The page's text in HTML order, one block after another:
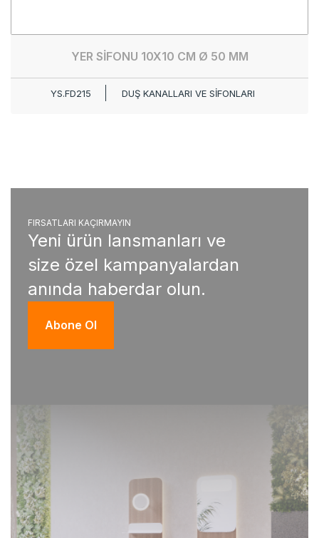
YER SİFONU 10X10 CM Ø 50 MM
YS.FD215 DUŞ KANALLARI VE SİFONLARI
FIRSATLARI KAÇIRMAYIN
Yeni ürün lansmanları ve
size özel kampanyalardan
anında haberdar olun.
Abone Ol